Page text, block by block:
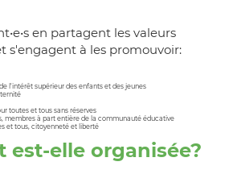
en partagent les valeurs
s'engagent à les promouvoir:
l'intérêt supérieur des enfants et des jeunes
toutes et tous sans réserves
membres à part entière de la communauté éducative
et tous, citoyenneté et liberté
est-elle organisée?